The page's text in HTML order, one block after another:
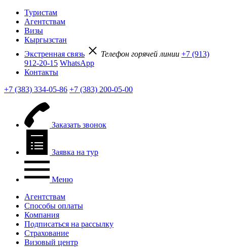
Туристам
Агентствам
Визы
Кыргызстан
Экстренная связь
Телефон горячей линии +7 (913)
912-20-15 WhatsApp
Контакты
+7 (383) 334-05-86 +7 (383) 200-05-00
Заказать звонок
Заявка на тур
Меню
Агентствам
Способы оплаты
Компания
Подписаться на рассылку
Страхование
Визовый центр